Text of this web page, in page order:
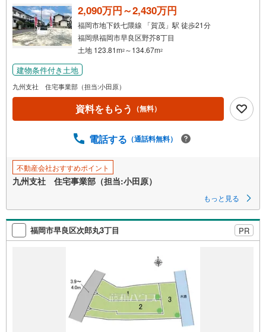
る
・
条
件
マ
イ
ペ
ジ
存
す
2,090万円～2,430万円
福岡市地下鉄七隈線 「賀茂」駅 徒歩21分
福岡県福岡市早良区野芥8丁目
土地 123.81m2 ～134.67m2
建物条件付き土地
九州支社 住宅事業部（担当:小田原）
資料をもらう （無料）
電話する （通話料無料）
不動産会社おすすめポイント
九州支社 住宅事業部（担当:小田原）
もっと見る
福岡市早良区次郎丸3丁目 PR